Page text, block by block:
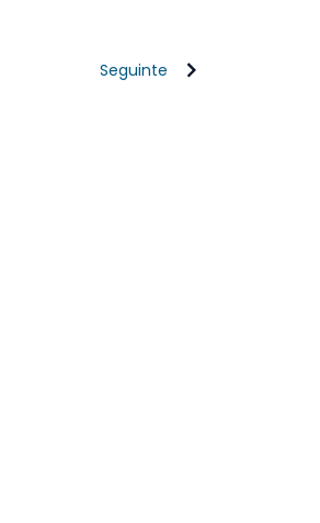
Seguinte